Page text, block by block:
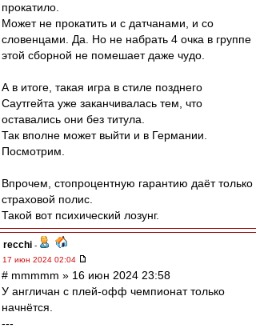
прокатило.
Может не прокатить и с датчанами, и со
словенцами. Да. Но не набрать 4 очка в группе
этой сборной не помешает даже чудо.
А в итоге, такая игра в стиле позднего
Саутгейта уже заканчивалась тем, что
оставались они без титула.
Так вполне может выйти и в Германии.
Посмотрим.
Впрочем, стопроцентную гарантию даёт только
страховой полис.
Такой вот психический лозунг.
recchi -
17 июн 2024 02:04
# mmmmm » 16 июн 2024 23:58
У англичан с плей-офф чемпионат только
начнётся.
---